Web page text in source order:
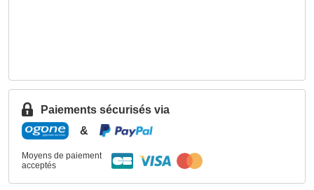
Paiements sécurisés via
&
Moyens de paiement
acceptés